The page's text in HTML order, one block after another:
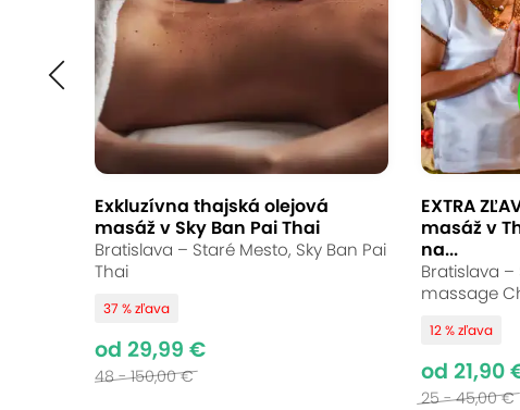
Exkluzívna thajská olejová
masáž v Sky Ban Pai Thai
Bratislava – Staré Mesto, Sky Ban Pai
Thai
37 % zľava
od 29,99 €
48 - 150,00 €
EXTRA
masáž v
na...
Bratislava –
massage
12 % zľava
od 21,90
25 - 45,00 €